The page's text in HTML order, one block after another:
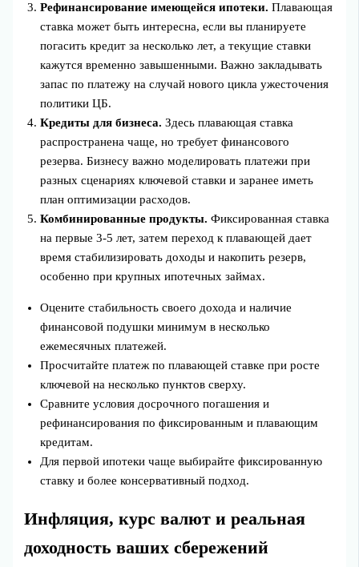
Рефинансирование имеющейся ипотеки. Плавающая
ставка может быть интересна, если вы планируете
погасить кредит за несколько лет, а текущие ставки
кажутся временно завышенными. Важно закладывать
запас по платежу на случай нового цикла ужесточения
политики ЦБ.
Кредиты для бизнеса. Здесь плавающая ставка
распространена чаще, но требует финансового
резерва. Бизнесу важно моделировать платежи при
разных сценариях ключевой ставки и заранее иметь
план оптимизации расходов.
Комбинированные продукты. Фиксированная ставка
на первые 3-5 лет, затем переход к плавающей дает
время стабилизировать доходы и накопить резерв,
особенно при крупных ипотечных займах.
Оцените стабильность своего дохода и наличие
финансовой подушки минимум в несколько
ежемесячных платежей.
Просчитайте платеж по плавающей ставке при росте
ключевой на несколько пунктов сверху.
Сравните условия досрочного погашения и
рефинансирования по фиксированным и плавающим
кредитам.
Для первой ипотеки чаще выбирайте фиксированную
ставку и более консервативный подход.
Инфляция, курс валют и реальная
доходность ваших сбережений